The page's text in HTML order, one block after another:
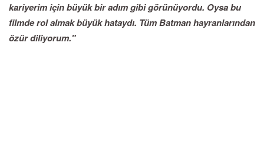
kariyerim için büyük bir adım gibi görünüyordu. Oysa bu
filmde rol almak büyük hataydı. Tüm Batman hayranlarından
özür diliyorum."